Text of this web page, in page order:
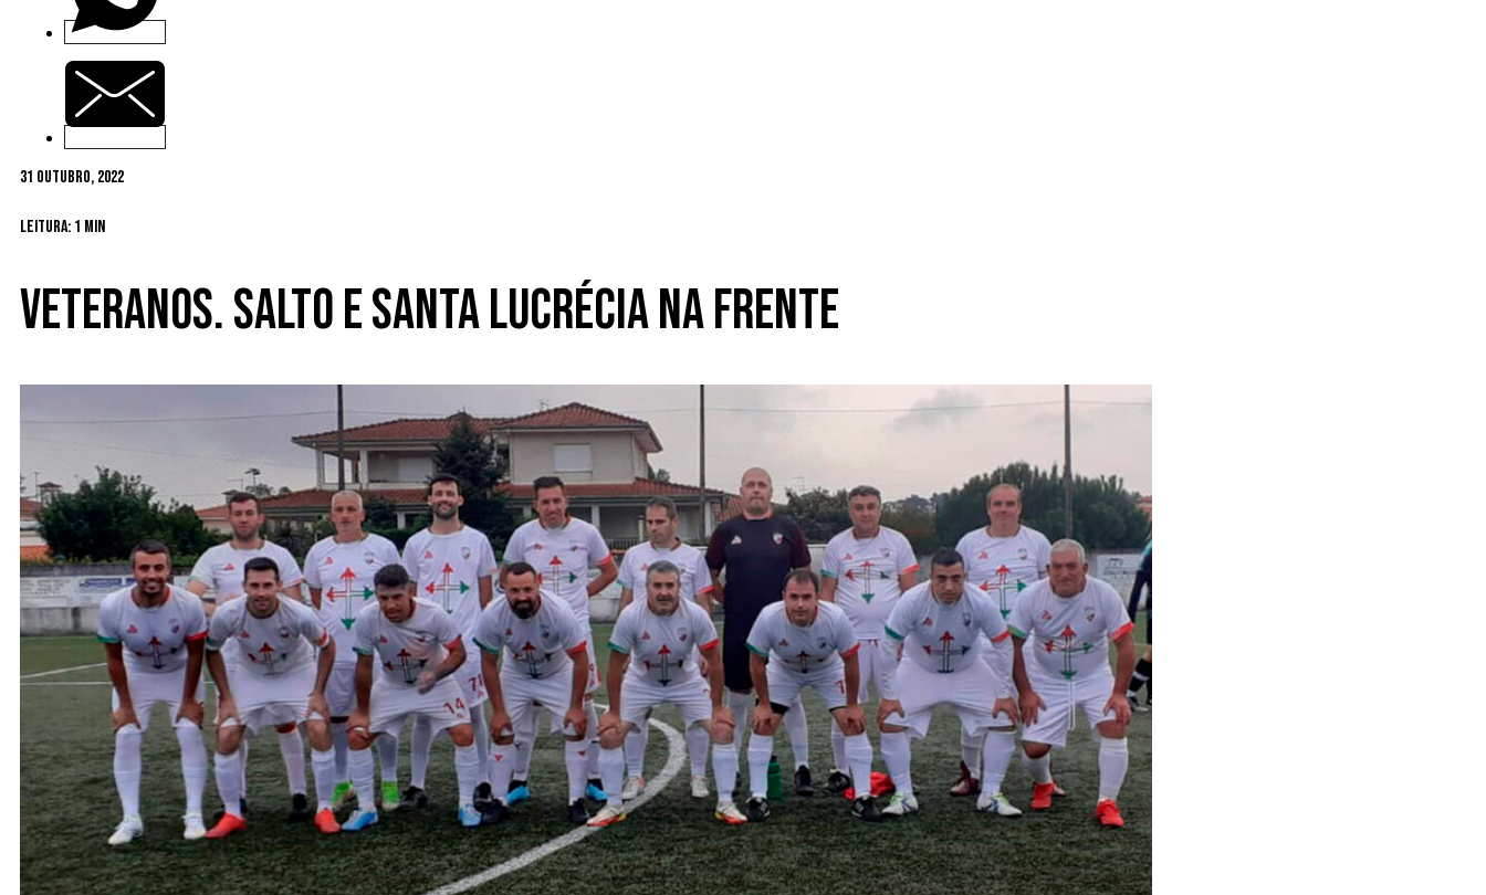
31 Outubro, 2022
Leitura: 1 min
Veteranos. Salto e Santa Lucrécia na frente